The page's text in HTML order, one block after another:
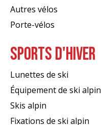
Autres vélos
Porte-vélos
SPORTS D'HIVER
Lunettes de ski
Équipement de ski alpin
Skis alpin
Fixations de ski alpin